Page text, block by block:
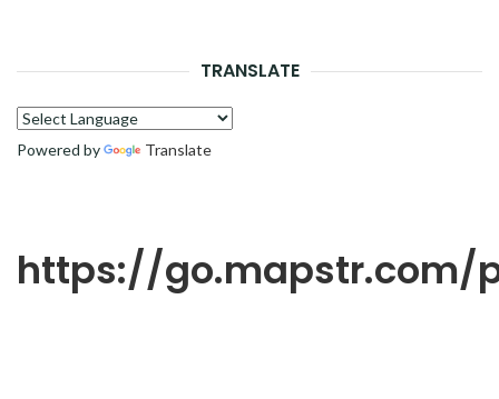
TRANSLATE
Powered by Translate
https://go.mapstr.com/